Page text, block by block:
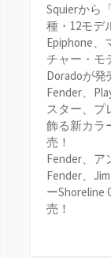
Squierから
種・12モデ
Epiphone
チャー・モ
Doradoが発
Fender、
スター、プ
飾る新カラ
売！
Fender、ア
Fender、
ーShoreline
売！